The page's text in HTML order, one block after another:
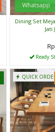
Whatsapp
Dining Set
Jati
Ready
QUICK ORDER